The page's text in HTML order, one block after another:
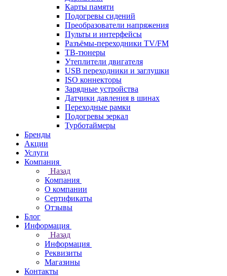
Карты памяти
Подогревы сидений
Преобразователи напряжения
Пульты и интерфейсы
Разъёмы-переходники TV/FM
ТВ-тюнеры
Утеплители двигателя
USB переходники и заглушки
ISO коннекторы
Зарядные устройства
Датчики давления в шинах
Переходные рамки
Подогревы зеркал
Турботаймеры
Бренды
Акции
Услуги
Компания
Назад
Компания
О компании
Сертификаты
Отзывы
Блог
Информация
Назад
Информация
Реквизиты
Магазины
Контакты